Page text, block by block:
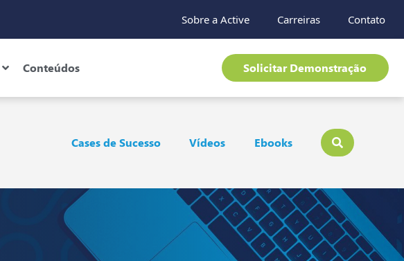
Sobre a Active Carreiras Contato
Conteúdos Solicitar Demonstração
Cases de Sucesso Vídeos Ebooks